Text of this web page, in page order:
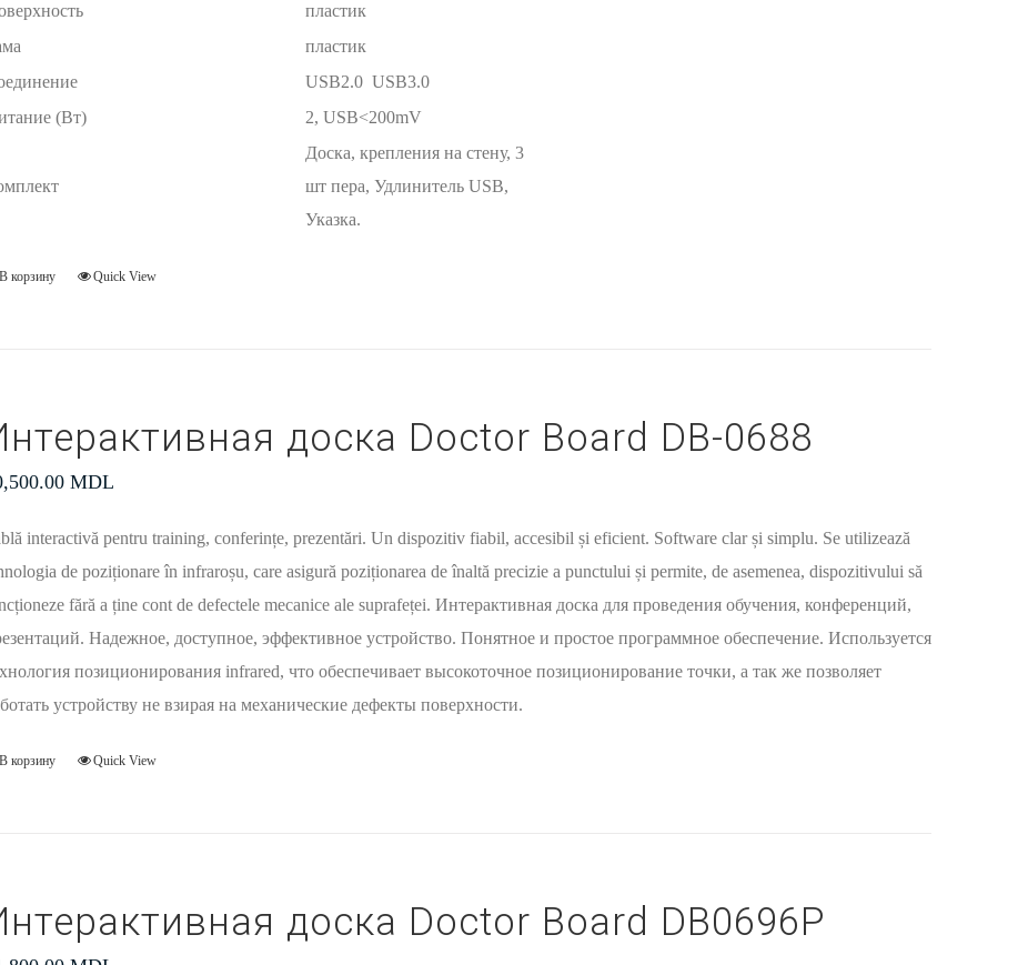
пластик
пластик
USB2.0 USB3.0
(Вт)
2, USB<200mV
Доска, крепления на стену, 3
шт пера, Удлинитель USB,
Указка.
В корзину Quick View
доска Doctor Board DB-0688
MDL
interactivă pentru training, conferințe, prezentări. Un dispozitiv fiabil, accesibil și eficient. Software clar și simplu. Se utilizează
de poziționare în infraroșu, care asigură poziționarea de înaltă precizie a punctului și permite, de asemenea, dispozitivului să
fără a ține cont de defectele mecanice ale suprafeței. Интерактивная доска для проведения обучения, конференций,
Надежное, доступное, эффективное устройство. Понятное и простое программное обеспечение. Используется
позиционирования infrared, что обеспечивает высокоточное позиционирование точки, а так же позволяет
устройству не взирая на механические дефекты поверхности.
В корзину Quick View
доска Doctor Board DB0696P